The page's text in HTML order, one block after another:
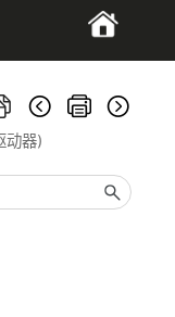
动器)